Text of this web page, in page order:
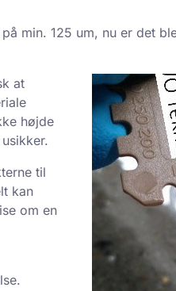
min. 125 um, nu er det
at
højde
til
kan
om en